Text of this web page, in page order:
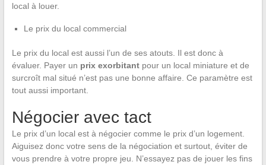
local à louer.
Le prix du local commercial
Le prix du local est aussi l’un de ses atouts. Il est donc à
évaluer. Payer un prix exorbitantpour un local miniature et de
surcroît mal situé n’est pas une bonne affaire. Ce paramètre est
tout aussi important.
Négocier avec tact
Le prix d’un local est à négocier comme le prix d’un logement.
Aiguisez donc votre sens de la négociation et surtout, éviter de
vous prendre à votre propre jeu. N’essayez pas de jouer les fins